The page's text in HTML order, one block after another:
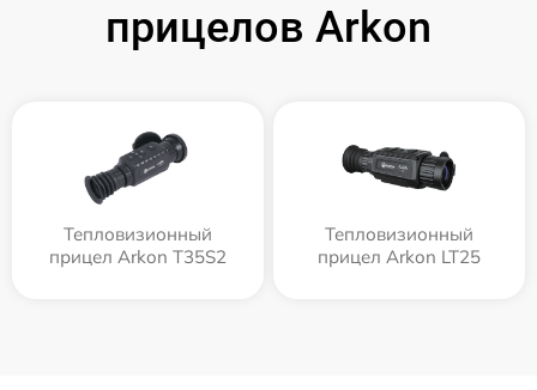
прицелов Arkon
Тепловизионный
прицел Arkon T35S2
Тепловизионный
прицел Arkon LT25